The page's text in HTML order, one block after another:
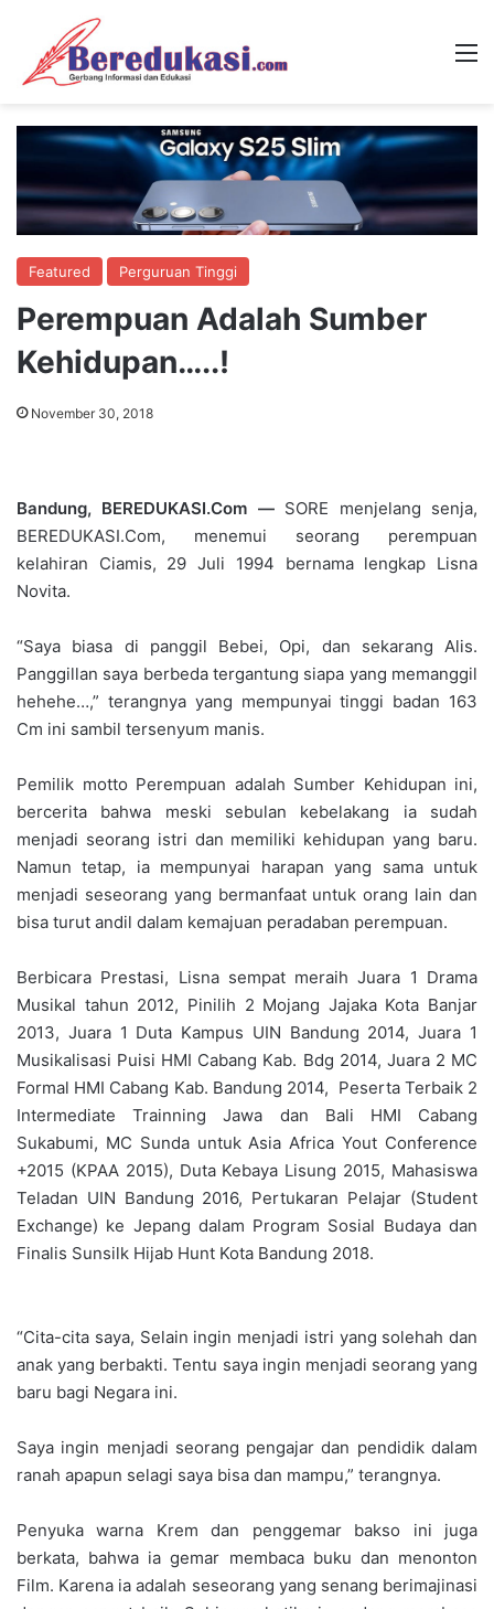
Featured Perguruan Tinggi
Perempuan Adalah Sumber
Kehidupan…..!
November 30, 2018
Bandung, BEREDUKASI.Com —SORE menjelang senja,
BEREDUKASI.Com, menemui seorang perempuan
kelahiran Ciamis, 29 Juli 1994 bernama lengkap Lisna
Novita.
“Saya biasa di panggil Bebei, Opi, dan sekarang Alis.
Panggillan saya berbeda tergantung siapa yang memanggil
hehehe…,” terangnya yang mempunyai tinggi badan 163
Cm ini sambil tersenyum manis.
Pemilik motto Perempuan adalah Sumber Kehidupan ini,
bercerita bahwa meski sebulan kebelakang ia sudah
menjadi seorang istri dan memiliki kehidupan yang baru.
Namun tetap, ia mempunyai harapan yang sama untuk
menjadi seseorang yang bermanfaat untuk orang lain dan
bisa turut andil dalam kemajuan peradaban perempuan.
Berbicara Prestasi, Lisna sempat meraih Juara 1 Drama
Musikal tahun 2012, Pinilih 2 Mojang Jajaka Kota Banjar
2013, Juara 1 Duta Kampus UIN Bandung 2014, Juara 1
Musikalisasi Puisi HMI Cabang Kab. Bdg 2014, Juara 2 MC
Formal HMI Cabang Kab. Bandung 2014, Peserta Terbaik 2
Intermediate Trainning Jawa dan Bali HMI Cabang
Sukabumi, MC Sunda untuk Asia Africa Yout Conference
+2015 (KPAA 2015), Duta Kebaya Lisung 2015, Mahasiswa
Teladan UIN Bandung 2016, Pertukaran Pelajar (Student
Exchange) ke Jepang dalam Program Sosial Budaya dan
Finalis Sunsilk Hijab Hunt Kota Bandung 2018.
“Cita-cita saya, Selain ingin menjadi istri yang solehah dan
anak yang berbakti. Tentu saya ingin menjadi seorang yang
baru bagi Negara ini.
Saya ingin menjadi seorang pengajar dan pendidik dalam
ranah apapun selagi saya bisa dan mampu,” terangnya.
Penyuka warna Krem dan penggemar bakso ini juga
berkata, bahwa ia gemar membaca buku dan menonton
Film. Karena ia adalah seseorang yang senang berimajinasi